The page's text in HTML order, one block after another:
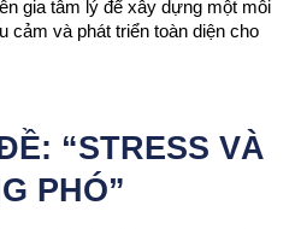
gia tâm lý để xây dựng một môi
cảm và phát triển toàn diện cho
“STRESS VÀ
PHÓ”